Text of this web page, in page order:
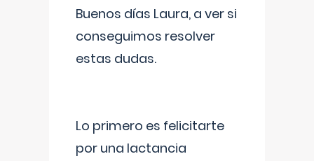
Buenos días Laura, a ver si
conseguimos resolver
estas dudas.
Lo primero es felicitarte
por una lactancia